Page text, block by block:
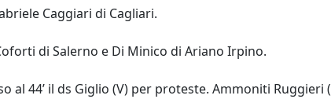
Caggiari di Cagliari.
di Salerno e Di Minico di Ariano Irpino.
al 44’ il ds Giglio (V) per proteste. Ammoniti Ruggieri